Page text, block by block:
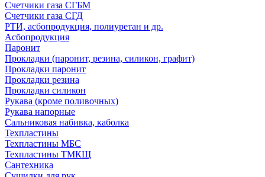
Счетчики газа СГБМ
Счетчики газа СГД
РТИ, асбопродукция, полиуретан и др.
Асбопродукция
Паронит
Прокладки (паронит, резина, силикон, графит)
Прокладки паронит
Прокладки резина
Прокладки силикон
Рукава (кроме поливочных)
Рукава напорные
Сальниковая набивка, каболка
Техпластины
Техпластины МБС
Техпластины ТМКЩ
Сантехника